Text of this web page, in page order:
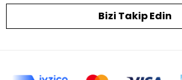
Bizi Takip Edin